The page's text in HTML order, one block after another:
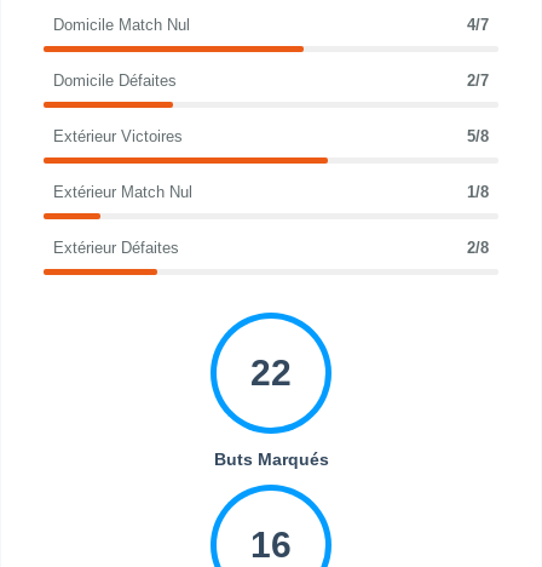
Domicile Match Nul 4/7
Domicile Défaites 2/7
Extérieur Victoires 5/8
Extérieur Match Nul 1/8
Extérieur Défaites 2/8
22
Buts Marqués
16